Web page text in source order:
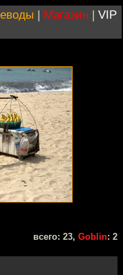
| Магазин | VIP
всего: 23, Goblin: 2